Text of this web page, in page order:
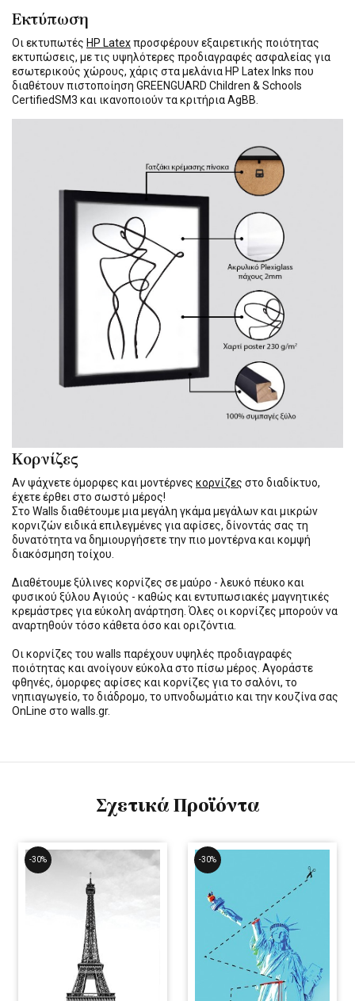
Εκτύπωση
Οι εκτυπωτές HP Latexπροσφέρουν εξαιρετικής ποιότητας
εκτυπώσεις, με τις υψηλότερες προδιαγραφές ασφαλείας για
εσωτερικούς χώρους, χάρις στα μελάνια HP Latex Inks που
διαθέτουν πιστοποίηση GREENGUARD Children & Schools
CertifiedSM3 και ικανοποιούν τα κριτήρια AgBB.
Κορνίζες
Αν ψάχνετε όμορφες και μοντέρνες κορνίζες στο διαδίκτυο,
έχετε έρθει στο σωστό μέρος!
Στο Walls διαθέτουμε μια μεγάλη γκάμα μεγάλων και μικρών
κορνιζών ειδικά επιλεγμένες για αφίσες, δίνοντάς σας τη
δυνατότητα να δημιουργήσετε την πιο μοντέρνα και κομψή
διακόσμηση τοίχου.
Διαθέτουμε ξύλινες κορνίζες σε μαύρο - λευκό πέυκο και
φυσικού ξύλου Αγιούς - καθώς και εντυπωσιακές μαγνητικές
κρεμάστρες για εύκολη ανάρτηση. Όλες οι κορνίζες μπορούν να
αναρτηθούν τόσο κάθετα όσο και οριζόντια.
Οι κορνίζες του walls παρέχουν υψηλές προδιαγραφές
ποιότητας και ανοίγουν εύκολα στο πίσω μέρος. Αγοράστε
φθηνές, όμορφες αφίσες και κορνίζες για το σαλόνι, το
νηπιαγωγείο, το διάδρομο, το υπνοδωμάτιο και την κουζίνα σας
OnLine στο walls.gr.
Σχετικά Προϊόντα
-30% -30%